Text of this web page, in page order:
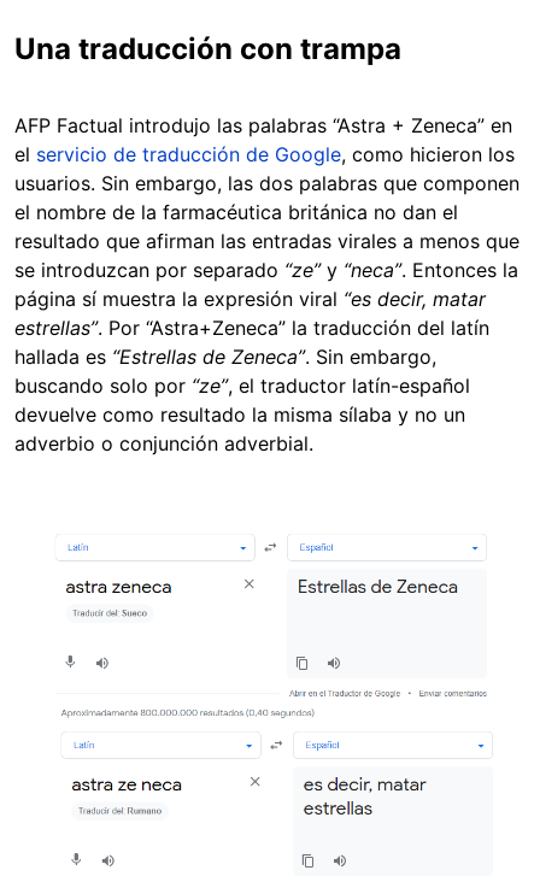
Una traducción con trampa
AFP Factual introdujo las palabras “Astra + Zeneca” en
el servicio de traducción de Google, como hicieron los
usuarios. Sin embargo, las dos palabras que componen
el nombre de la farmacéutica británica no dan el
resultado que afirman las entradas virales a menos que
se introduzcan por separado “ze”y “neca”. Entonces la
página sí muestra la expresión viral “es decir, matar
estrellas”. Por “Astra+Zeneca” la traducción del latín
hallada es “Estrellas de Zeneca”. Sin embargo,
buscando solo por “ze”, el traductor latín-español
devuelve como resultado la misma sílaba y no un
adverbio o conjunción adverbial.
Image